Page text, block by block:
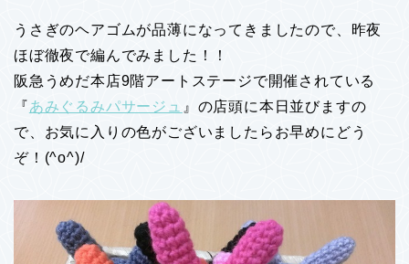
うさぎのヘアゴムが品薄になってきましたので、昨夜
ほぼ徹夜で編んでみました！！
阪急うめだ本店9階アートステージで開催されている
『あみぐるみパサージュ 』の店頭に本日並びますの
で、お気に入りの色がございましたらお早めにどう
ぞ！(^o^)/